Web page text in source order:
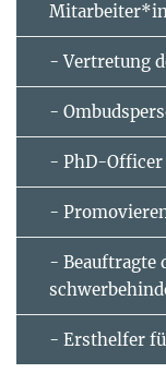
- Vertretung
-
- PhD-Officer
-
- Beauftragte
- Ersthelfer